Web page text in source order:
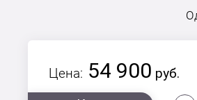
Цена: 54 900 руб.